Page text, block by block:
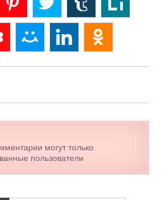
могут только
пользователи